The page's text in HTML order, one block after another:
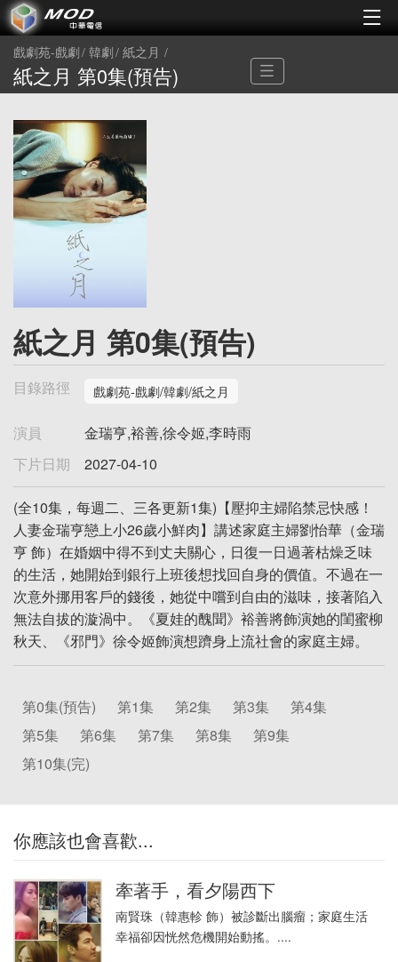
戲劇苑-戲劇 韓劇 紙之月
紙之月 第0集(預告)
紙之月 第0集(預告)
目錄路徑 戲劇苑-戲劇/韓劇/紙之月
演員
金瑞亨,裕善,徐令姬,李時雨
下片日期
2027-04-10
(全10集，每週二、三各更新1集)【壓抑主婦陷禁忌快感！
人妻金瑞亨戀上小26歲小鮮肉】講述家庭主婦劉怡華（金瑞
亨 飾）在婚姻中得不到丈夫關心，日復一日過著枯燥乏味
的生活，她開始到銀行上班後想找回自身的價值。不過在一
次意外挪用客戶的錢後，她從中嚐到自由的滋味，接著陷入
無法自拔的漩渦中。《夏娃的醜聞》裕善將飾演她的閨蜜柳
秋天、《邪門》徐令姬飾演想躋身上流社會的家庭主婦。
第0集(預告) 第1集 第2集 第3集
第4集
第5集
第6集 第7集 第8集
第9集
第10集(完)
你應該也會喜歡...
牽著手，看夕陽西下
南賢珠（韓惠軫 飾）被診斷出腦瘤；家庭生活
幸福卻因恍然危機開始動搖。....